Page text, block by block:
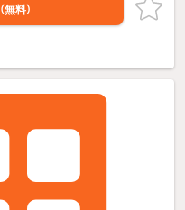
（無料）